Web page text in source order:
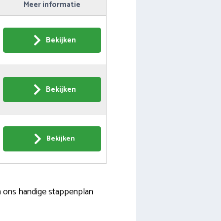
Meer informatie
Bekijken
Bekijken
Bekijken
handige stappenplan